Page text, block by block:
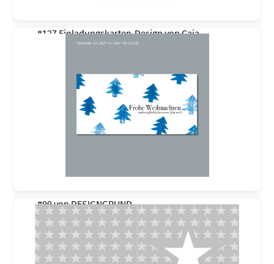
#127 Einladungskarten-Design vonCaja
#99 vonDESIGNGRUND